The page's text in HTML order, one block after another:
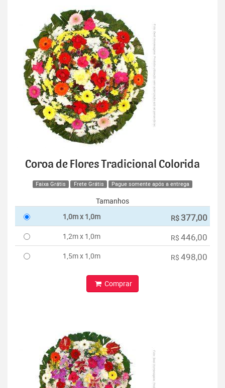
Coroa de Flores Tradicional Colorida
Faixa Grátis Frete Grátis Pague somente após a entrega
Tamanhos
1,0m x 1,0m
R$ 377,00
1,2m x 1,0m R$ 446,00
1,5m x 1,0m R$ 498,00
Comprar